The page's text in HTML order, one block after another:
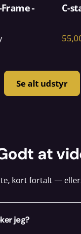
-
C-
Se alt udstyr
at
kort fortalt —
jeg?